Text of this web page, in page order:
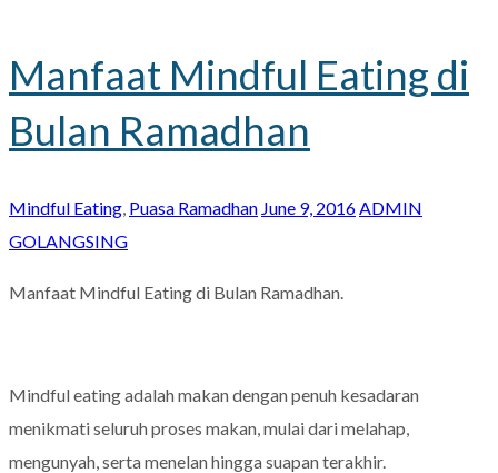
Manfaat Mindful Eating di
Bulan Ramadhan
Mindful Eating Puasa Ramadhan June 9, 2016 ADMIN
GOLANGSING
Manfaat Mindful Eating di Bulan Ramadhan.
Mindful eating adalah makan dengan penuh kesadaran
menikmati seluruh proses makan, mulai dari melahap,
mengunyah, serta menelan hingga suapan terakhir.